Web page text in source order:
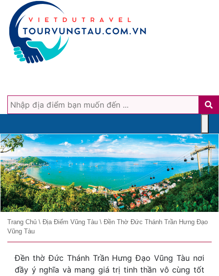
Trang Chủ \ Địa Điểm Vũng Tàu \ Đền Thờ Đức Thánh Trần Hưng Đạo
Vũng Tàu
Đền thờ Đức Thánh Trần Hưng Đạo Vũng Tàu nơi
đầy ý nghĩa và mang giá trị tinh thần vô cùng tốt